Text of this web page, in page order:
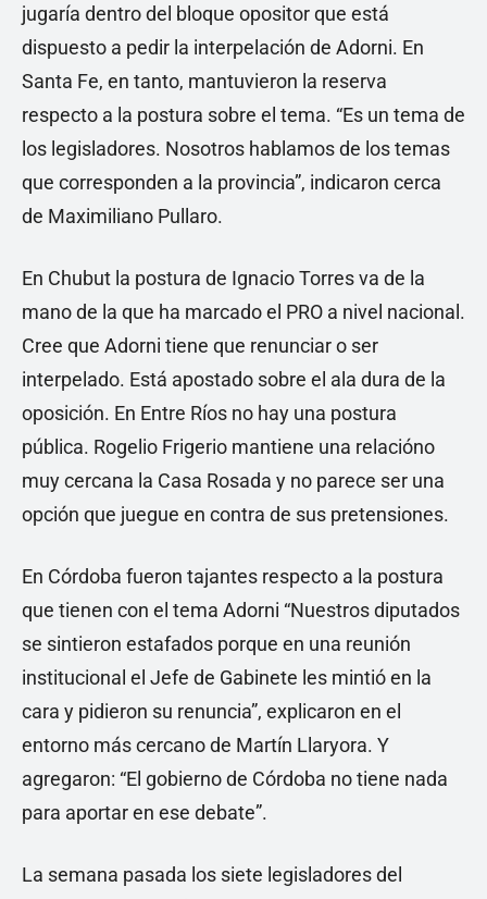
jugaría dentro del bloque opositor que está
dispuesto a pedir la interpelación de Adorni. En
Santa Fe, en tanto, mantuvieron la reserva
respecto a la postura sobre el tema. “Es un tema de
los legisladores. Nosotros hablamos de los temas
que corresponden a la provincia”, indicaron cerca
de Maximiliano Pullaro.
En Chubut la postura de Ignacio Torres va de la
mano de la que ha marcado el PRO a nivel nacional.
Cree que Adorni tiene que renunciar o ser
interpelado. Está apostado sobre el ala dura de la
oposición. En Entre Ríos no hay una postura
pública. Rogelio Frigerio mantiene una relacióno
muy cercana la Casa Rosada y no parece ser una
opción que juegue en contra de sus pretensiones.
En Córdoba fueron tajantes respecto a la postura
que tienen con el tema Adorni “Nuestros diputados
se sintieron estafados porque en una reunión
institucional el Jefe de Gabinete les mintió en la
cara y pidieron su renuncia”, explicaron en el
entorno más cercano de Martín Llaryora. Y
agregaron: “El gobierno de Córdoba no tiene nada
para aportar en ese debate”.
La semana pasada los siete legisladores del